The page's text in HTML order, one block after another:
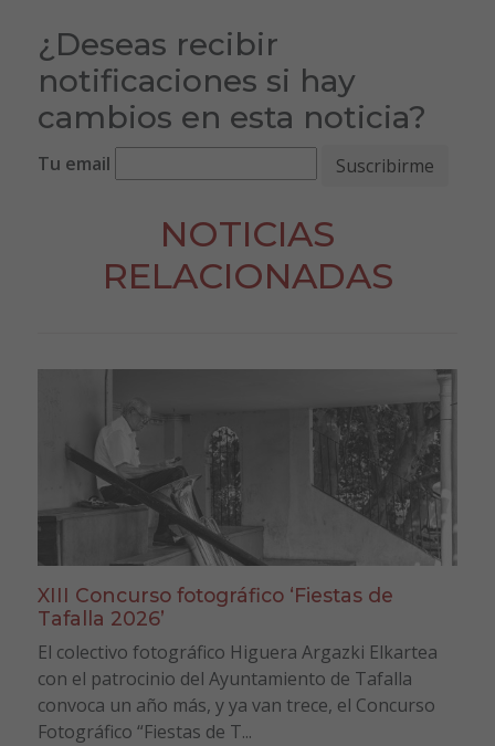
¿Deseas recibir
notificaciones si hay
cambios en esta noticia?
Tu email
NOTICIAS
RELACIONADAS
XIII Concurso fotográfico ‘Fiestas de
Tafalla 2026’
El colectivo fotográfico Higuera Argazki Elkartea
con el patrocinio del Ayuntamiento de Tafalla
convoca un año más, y ya van trece, el Concurso
Fotográfico “Fiestas de T...